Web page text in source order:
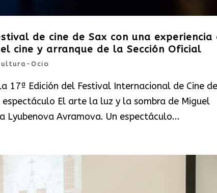
de cine de Sax con una experiencia
cine y arranque de la Sección Oficial
Ocio
17ª Edición del Festival Internacional de Cine de
espectáculo El arte la luz y la sombra de Miguel
Lyubenova Avramova. Un espectáculo...